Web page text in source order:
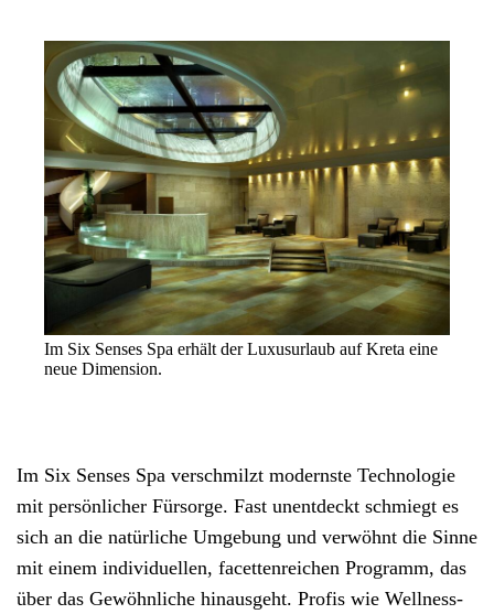
Im Six Senses Spa erhält der Luxusurlaub auf Kreta eine
neue Dimension.
Im Six Senses Spa verschmilzt modernste Technologie
mit persönlicher Fürsorge. Fast unentdeckt schmiegt es
sich an die natürliche Umgebung und verwöhnt die Sinne
mit einem individuellen, facettenreichen Programm, das
über das Gewöhnliche hinausgeht. Profis wie Wellness-